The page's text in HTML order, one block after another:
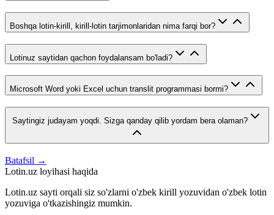
Boshqa lotin-kirill, kirill-lotin tarjimonlaridan nima farqi bor?
Lotinuz saytidan qachon foydalansam bo'ladi?
Microsoft Word yoki Excel uchun translit programmasi bormi?
Saytingiz judayam yoqdi. Sizga qanday qilib yordam bera olaman?
Batafsil →
Lotin.uz loyihasi haqida
Lotin.uz sayti orqali siz so'zlarni o'zbek kirill yozuvidan o'zbek lotin
yozuviga o'tkazishingiz mumkin.